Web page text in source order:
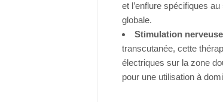
et l’enflure spécifiques
globale.
Stimulation
transcutanée, cette
électriques sur la zone
pour une utilisation à